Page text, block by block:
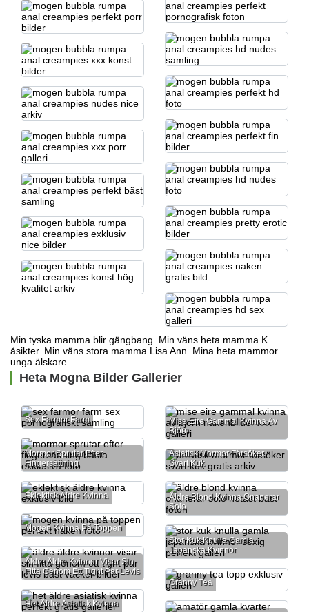
Min tyska mamma blir gängbang. Min väns heta mamma K
åsikter. Min väns stora mamma Lisa Ann. Mina heta mammor
unga älskare.
Heta Mogna Bilder Gallerier
Sex Farmor Farm
Mise Eire Gammal Kvinna Av
Björn
Mormor Sprutar Efter
Fingersättning
Asiatisk Mormor Försöker
Svart Kuk
Eklektisk Äldre Kvinna
Äldre Blond Kvinna Onanerar
Solo
Mogen Kvinna På Toppen
Stor Kuk Knulla Gamla
Japanska Kvinnor
Äldre Äldre Kvinnor Visar Sin
Fitta Genom Ett Tight Par Levis
Granny Tea
Het Äldre Asiatisk Kvinna